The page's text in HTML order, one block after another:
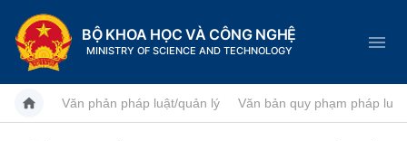
BỘ KHOA HỌC VÀ CÔNG NGHỆ
MINISTRY OF SCIENCE AND TECHNOLOGY
Văn phản pháp luật/quản lý Văn bản quy phạm pháp luật